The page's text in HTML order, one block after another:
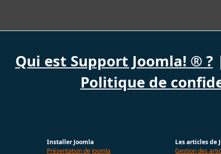
Qui est Support Joomla! ® ?
Politique de
Installer Joomla
Présentation de Joomla
Les articles de
Gestion des